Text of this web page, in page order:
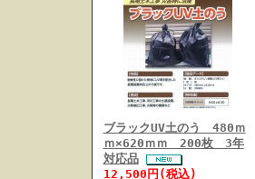
ブラックUV土のう 480ｍ
ｍ×620ｍｍ 200枚 3年
対応品
12,500円(税込)